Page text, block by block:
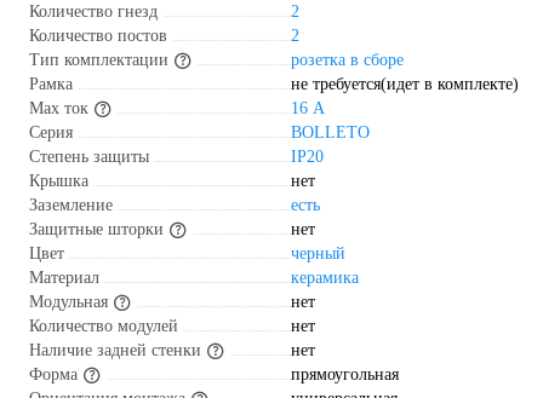
Количество гнезд
2
Количество постов
2
Тип комплектации
розетка в сборе
Рамка
не требуется(идет в комплекте)
Max ток
16 А
Серия
BOLLETO
Степень защиты
IP20
Крышка
нет
Заземление
есть
Защитные шторки
нет
Цвет
черный
Материал
керамика
Модульная
нет
Количество модулей
нет
Наличие задней стенки
нет
Форма
прямоугольная